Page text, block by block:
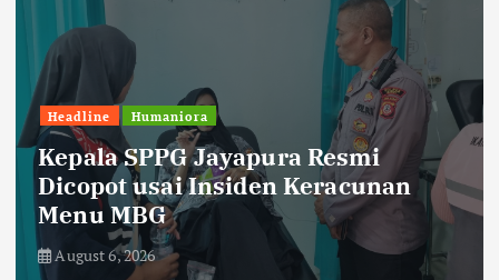
Headline Humaniora
Kepala SPPG Jayapura Resmi
Dicopot usai Insiden Keracunan
Menu MBG
August 6, 2026